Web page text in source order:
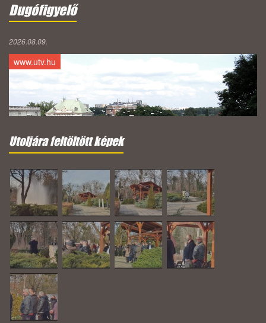
Dugófigyelő
2026.08.09.
www.utv.hu
Utoljára feltöltött képek